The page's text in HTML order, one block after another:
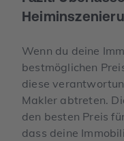
Wenn du deine
bestmöglichen
diese
Makler abtreten.
den besten Preis
dass deine